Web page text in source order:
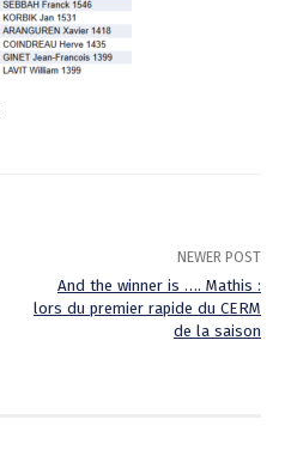
NEWER POST
And the winner is …. Mathis :
lors du premier rapide du CERM
de la saison